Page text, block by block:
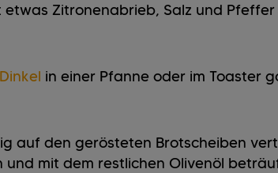
Zitronenabrieb, Salz und
in einer Pfanne oder im Toaster
auf den gerösteten Brotscheiben
mit dem restlichen Olivenöl